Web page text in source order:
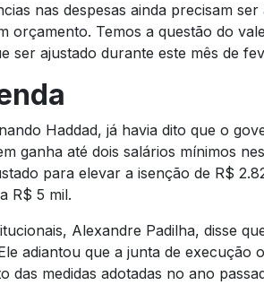
nas despesas ainda precisam
orçamento. Temos a questão do
ser ajustado durante este mês de
Haddad, já havia dito que o
ganha até dois salários mínimos
para elevar a isenção de R$
R$ 5 mil.
Alexandre Padilha, disse
adiantou que a junta de execução
das medidas adotadas no ano